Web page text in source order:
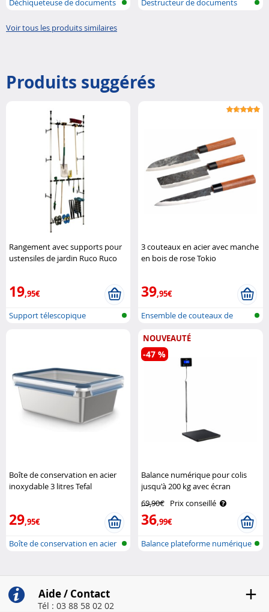
Déchiqueteuse de documents
Destructeur de documents
Voir tous les produits similaires
Produits suggérés
Rangement avec supports pour
ustensiles de jardin Ruco Ruco
19,95€
Support télescopique
3 couteaux en acier avec manche
en bois de rose Tokio
39,95€
Ensemble de couteaux de
Boîte de conservation en acier
inoxydable 3 litres Tefal
29,95€
Boîte de conservation en acier
NOUVEAUTÉ
Balance numérique pour colis
jusqu'à 200 kg avec écran
déporté General Office
69,90€ Prix conseillé
36,99€
-47 %
Balance plateforme numérique
Aide / Contact
Tél : 03 88 58 02 02